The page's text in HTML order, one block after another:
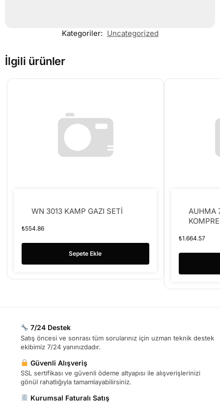
Kategoriler: Uncategorized
İlgili ürünler
WN 3013 KAMP GAZI SETİ
₺554.86
Sepete Ekle
AUHMA
₺1.664.57
7/24 Destek
Satış öncesi ve sonrası tüm sorularınız için uzman teknik destek
ekibimiz 7/24 yanınızdadır.
Güvenli Alışveriş
SSL sertifikası ve güvenli ödeme altyapısı ile alışverişlerinizi
gönül rahatlığıyla tamamlayabilirsiniz.
Kurumsal Faturalı Satış